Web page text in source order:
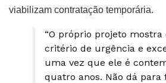
viabilizam contratação temporária.
“O próprio projeto
critério de urgência e
uma vez que ele é
quatro anos. Não dá para